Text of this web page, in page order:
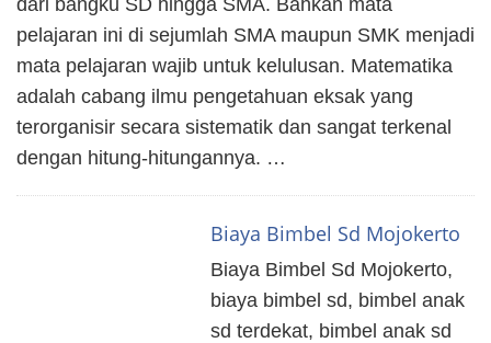
pelajaran ini di sejumlah SMA maupun SMK menjadi
mata pelajaran wajib untuk kelulusan. Matematika
adalah cabang ilmu pengetahuan eksak yang
terorganisir secara sistematik dan sangat terkenal
dengan hitung-hitungannya. …
Biaya Bimbel Sd Mojokerto
Biaya Bimbel Sd Mojokerto,
biaya bimbel sd, bimbel anak
sd terdekat, bimbel anak sd